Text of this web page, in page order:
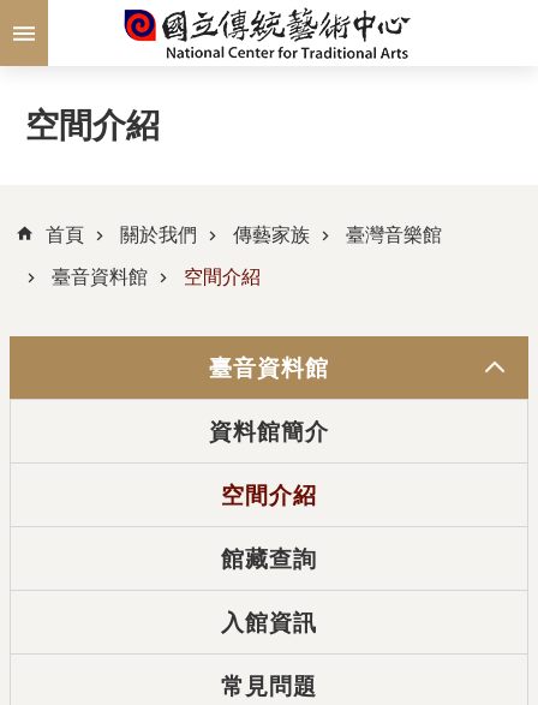
跳到主要內容區塊
空間介紹
首頁 關於我們 傳藝家族 臺灣音樂館
臺音資料館 空間介紹
臺音資料館
資料館簡介
空間介紹
館藏查詢
入館資訊
常見問題